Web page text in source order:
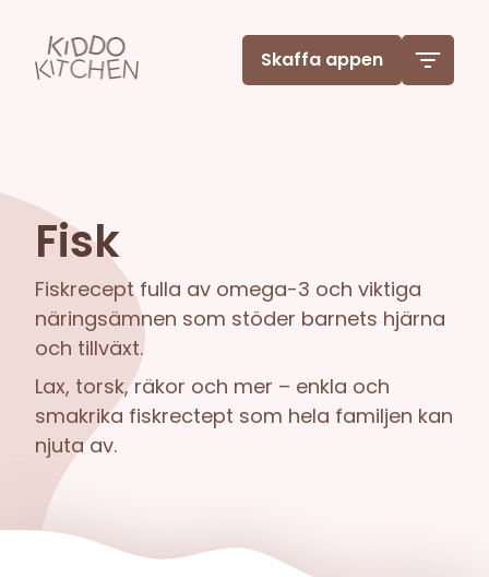
Skaffa appen
Fisk
Fiskrecept fulla av omega-3 och viktiga
näringsämnen som stöder barnets hjärna
och tillväxt.
Lax, torsk, räkor och mer – enkla och
smakrika fiskrectept som hela familjen kan
njuta av.